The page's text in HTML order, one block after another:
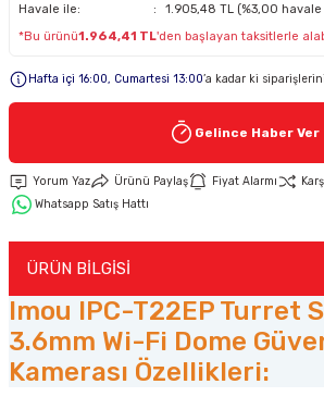
Havale ile:
1.905,48 TL (%3,00
*Bu ürünü1.964,41 TL'den başlayan taksitlerle
Hafta içi 16:00, Cumartesi 13:00’a kadar ki
Gelince Haber Ver
Yorum Yaz Ürünü Paylaş Fiyat Alarmı
Whatsapp Satış Hattı
ÜRÜN BİLGİSİ
Imou IPC-T22EP Turret
3.6mm Wi-Fi Dome
Kamerası Özellikleri: